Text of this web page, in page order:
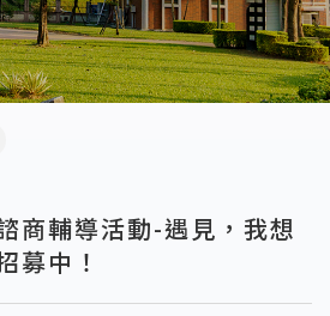
商輔導活動-遇見，我想
募中！